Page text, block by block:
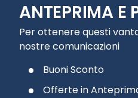
ANTEPRIMA E
Per ottenere questi
nostre comunicazioni
Buoni Sconto
Offerte in